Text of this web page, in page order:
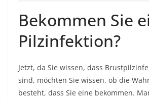
Bekommen Sie
Pilzinfektion?
Jetzt, da Sie wissen, dass
sind, möchten Sie wissen, ob die
besteht, dass Sie eine bekommen.